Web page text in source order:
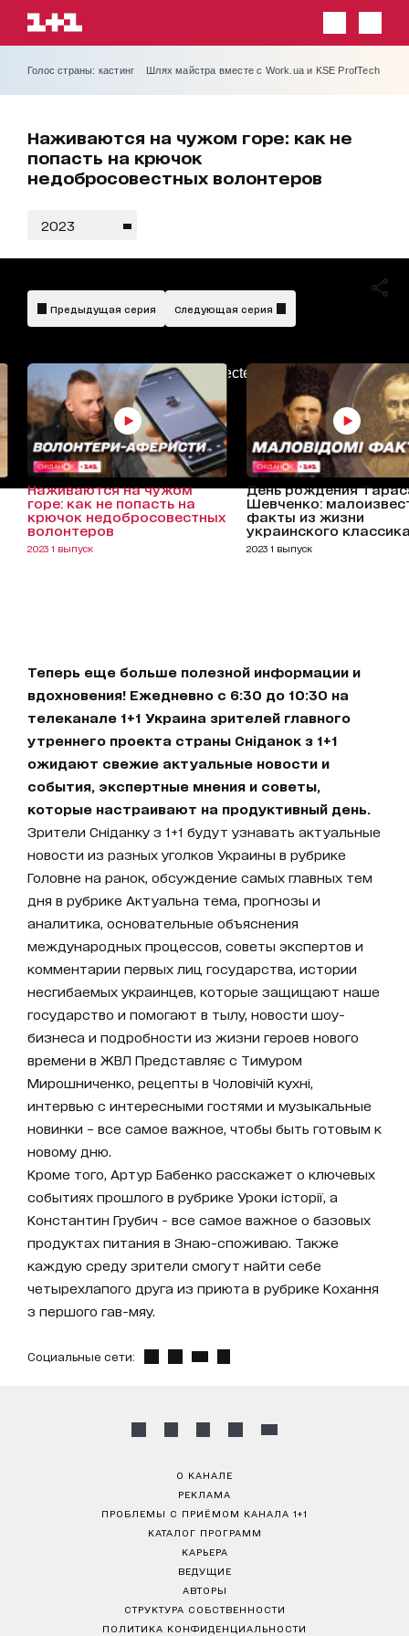
Голос страны: кастинг Шлях майстра вместе с Work.ua и KSE ProfTech
Наживаются на чужом горе: как не
попасть на крючок
недобросовестных волонтеров
2023
AdBlockDetected!
Предыдущая серия Следующая серия
Наживаются на чужом
горе: как не попасть на
крючок недобросовестных
волонтеров
2023 1 выпуск
День рождения
Шевченко:
факты из жизни
украинского
2023 1 выпуск
Теперь еще больше полезной информации и
вдохновения! Ежедневно с 6:30 до 10:30 на
телеканале 1+1 Украина зрителей главного
утреннего проекта страны Сніданок з 1+1
ожидают свежие актуальные новости и
события, экспертные мнения и советы,
которые настраивают на продуктивный день.
Зрители Сніданку з 1+1 будут узнавать актуальные
новости из разных уголков Украины в рубрике
Головне на ранок, обсуждение самых главных тем
дня в рубрике Актуальна тема, прогнозы и
аналитика, основательные объяснения
международных процессов, советы экспертов и
комментарии первых лиц государства, истории
несгибаемых украинцев, которые защищают наше
государство и помогают в тылу, новости шоу-
бизнеса и подробности из жизни героев нового
времени в ЖВЛ Представляє с Тимуром
Мирошниченко, рецепты в Чоловічій кухні,
интервью с интересными гостями и музыкальные
новинки – все самое важное, чтобы быть готовым к
новому дню.
Кроме того, Артур Бабенко расскажет о ключевых
событиях прошлого в рубрике Уроки історії, а
Константин Грубич - все самое важное о базовых
продуктах питания в Знаю-споживаю. Также
каждую среду зрители смогут найти себе
четырехлапого друга из приюта в рубрике Кохання
з першого гав-мяу.
Социальные сети:
О КАНАЛЕ
РЕКЛАМА
ПРОБЛЕМЫ С ПРИЁМОМ КАНАЛА 1+1
КАТАЛОГ ПРОГРАММ
КАРЬЕРА
ВЕДУЩИЕ
АВТОРЫ
СТРУКТУРА СОБСТВЕННОСТИ
ПОЛИТИКА КОНФИДЕНЦИАЛЬНОСТИ